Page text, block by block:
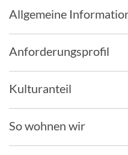
Allgemeine
Anforderungsprofil
Kulturanteil
So wohnen wir